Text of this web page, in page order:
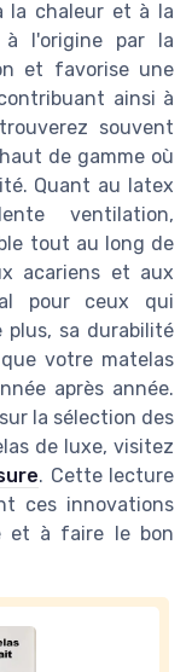
la chaleur et à la
à l'origine par la
et favorise une
ainsi à
souvent
de gamme où
Quant au latex
ventilation,
tout au long de
acariens et aux
pour ceux qui
plus, sa durabilité
votre matelas
après année.
la sélection des
de luxe, visitez
. Cette lecture
ces innovations
et à faire le bon